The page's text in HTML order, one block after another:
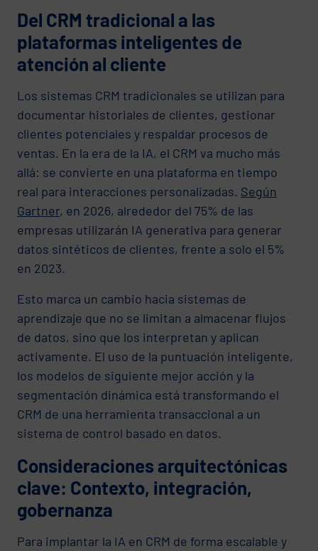
Del CRM tradicional a las
plataformas inteligentes de
atención al cliente
Los sistemas CRM tradicionales se utilizan para
documentar historiales de clientes, gestionar
clientes potenciales y respaldar procesos de
ventas. En la era de la IA, el CRM va mucho más
allá: se convierte en una plataforma en tiempo
real para interacciones personalizadas. Según
Gartner, en 2026, alrededor del 75% de las
empresas utilizarán IA generativa para generar
datos sintéticos de clientes, frente a solo el 5%
en 2023.
Esto marca un cambio hacia sistemas de
aprendizaje que no se limitan a almacenar flujos
de datos, sino que los interpretan y aplican
activamente. El uso de la puntuación inteligente,
los modelos de siguiente mejor acción y la
segmentación dinámica está transformando el
CRM de una herramienta transaccional a un
sistema de control basado en datos.
Consideraciones arquitectónicas
clave: Contexto, integración,
gobernanza
Para implantar la IA en CRM de forma escalable y